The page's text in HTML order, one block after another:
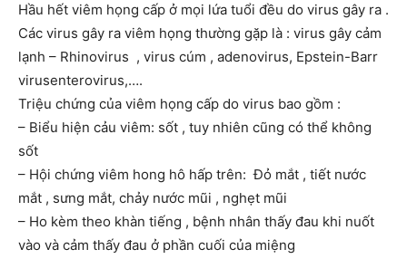
Hầu hết viêm họng cấp ở mọi lứa tuổi đều do virus gây ra .
Các virus gây ra viêm họng thường gặp là : virus gây cảm
lạnh – Rhinovirus , virus cúm , adenovirus, Epstein-Barr
virusenterovirus,….
Triệu chứng của viêm họng cấp do virus bao gồm :
– Biểu hiện cảu viêm: sốt , tuy nhiên cũng có thể không
sốt
– Hội chứng viêm hong hô hấp trên: Đỏ mắt , tiết nước
mắt , sưng mắt, chảy nước mũi , nghẹt mũi
– Ho kèm theo khàn tiếng , bệnh nhân thấy đau khi nuốt
vào và cảm thấy đau ở phần cuối của miệng